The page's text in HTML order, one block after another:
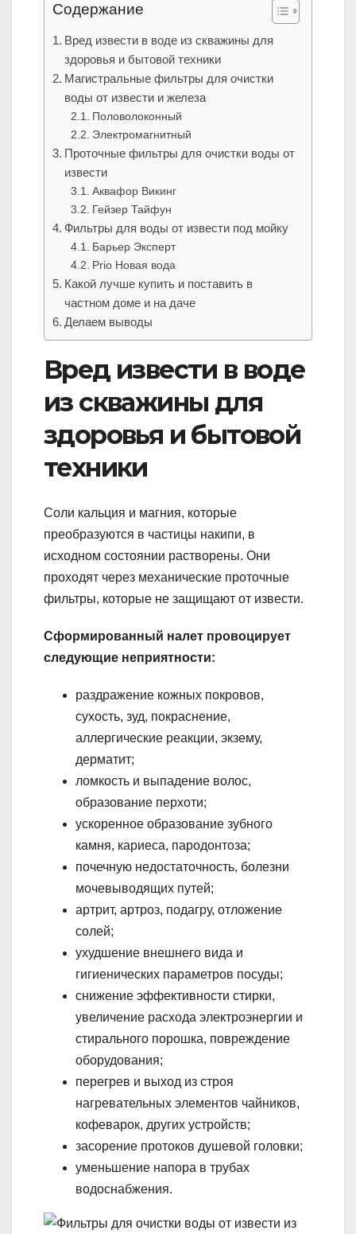
Содержание
Вред извести в воде из скважины для
здоровья и бытовой техники
Магистральные фильтры для очистки
воды от извести и железа
Половолоконный
Электромагнитный
Проточные фильтры для очистки воды от
извести
Аквафор Викинг
Гейзер Тайфун
Фильтры для воды от извести под мойку
Барьер Эксперт
Prio Новая вода
Какой лучше купить и поставить в
частном доме и на даче
Делаем выводы
Вред извести в воде
из скважины для
здоровья и бытовой
техники
Соли кальция и магния, которые
преобразуются в частицы накипи, в
исходном состоянии растворены. Они
проходят через механические проточные
фильтры, которые не защищают от извести.
Сформированный налет провоцирует
следующие неприятности:
раздражение кожных покровов,
сухость, зуд, покраснение,
аллергические реакции, экзему,
дерматит;
ломкость и выпадение волос,
образование перхоти;
ускоренное образование зубного
камня, кариеса, пародонтоза;
почечную недостаточность, болезни
мочевыводящих путей;
артрит, артроз, подагру, отложение
солей;
ухудшение внешнего вида и
гигиенических параметров посуды;
снижение эффективности стирки,
увеличение расхода электроэнергии и
стирального порошка, повреждение
оборудования;
перегрев и выход из строя
нагревательных элементов чайников,
кофеварок, других устройств;
засорение протоков душевой головки;
уменьшение напора в трубах
водоснабжения.